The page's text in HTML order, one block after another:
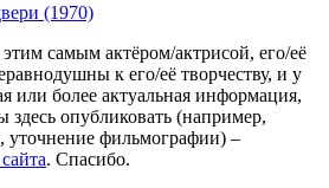
(1970)
самым актёром/актрисой, его/её
к его/её творчеству, и у
или более актуальная информация,
опубликовать (например,
уточнение фильмографии) –
. Спасибо.